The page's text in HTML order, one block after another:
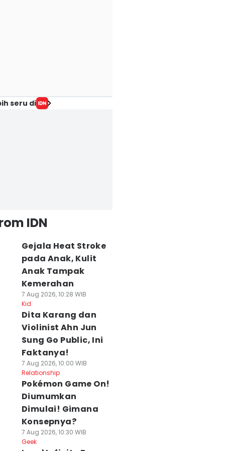
seru di
IDN
Gejala Heat Stroke
pada Anak, Kulit
Anak Tampak
Kemerahan
7 Aug 2026, 10:28 WIB
Kid
Dita Karang dan
Violinist Ahn Jun
Sung Go Public, Ini
Faktanya!
7 Aug 2026, 10:00 WIB
Relationship
Pokémon Game On!
Diumumkan
Dimulai! Gimana
Konsepnya?
7 Aug 2026, 10:30 WIB
Geek